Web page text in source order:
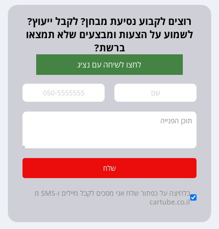
רוצים לקבוע נסיעת מבחן? לקבל ייעוץ?
לשמוע על הצעות ומבצעים שלא תמצאו
ברשת?
לחצו לשיחה עם נציג
שלח
Checkboxes
*
בלחיצה על כפתור שלח אני מסכים לקבל מיילים ו-SMS מ
cartube.co.il